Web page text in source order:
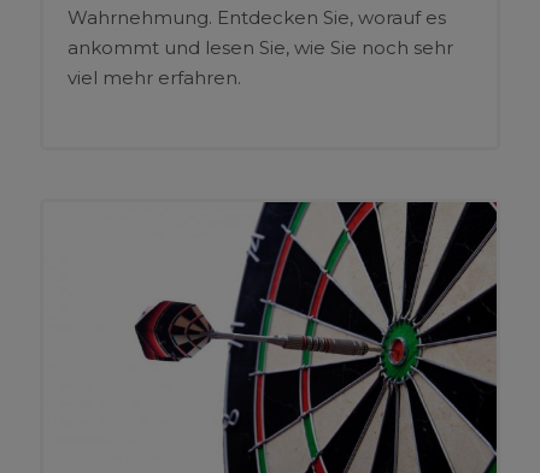
Wahrnehmung. Entdecken Sie, worauf es
ankommt und lesen Sie, wie Sie noch sehr
viel mehr erfahren.